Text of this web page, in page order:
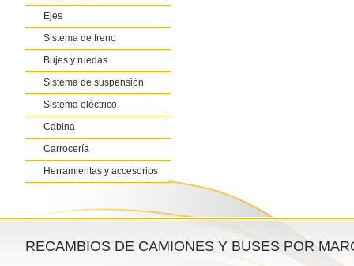
Ejes
Sistema de freno
Bujes y ruedas
Sistema de suspensión
Sistema eléctrico
Cabina
Carrocería
Herramientas y accesorios
RECAMBIOS DE CAMIONES Y BUSES POR